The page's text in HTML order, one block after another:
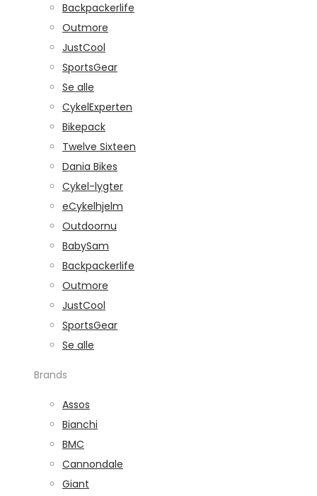
Backpackerlife
Outmore
JustCool
SportsGear
Se alle
CykelExperten
Bikepack
Twelve Sixteen
Dania Bikes
Cykel-lygter
eCykelhjelm
Outdoornu
BabySam
Backpackerlife
Outmore
JustCool
SportsGear
Se alle
Brands
Assos
Bianchi
BMC
Cannondale
Giant